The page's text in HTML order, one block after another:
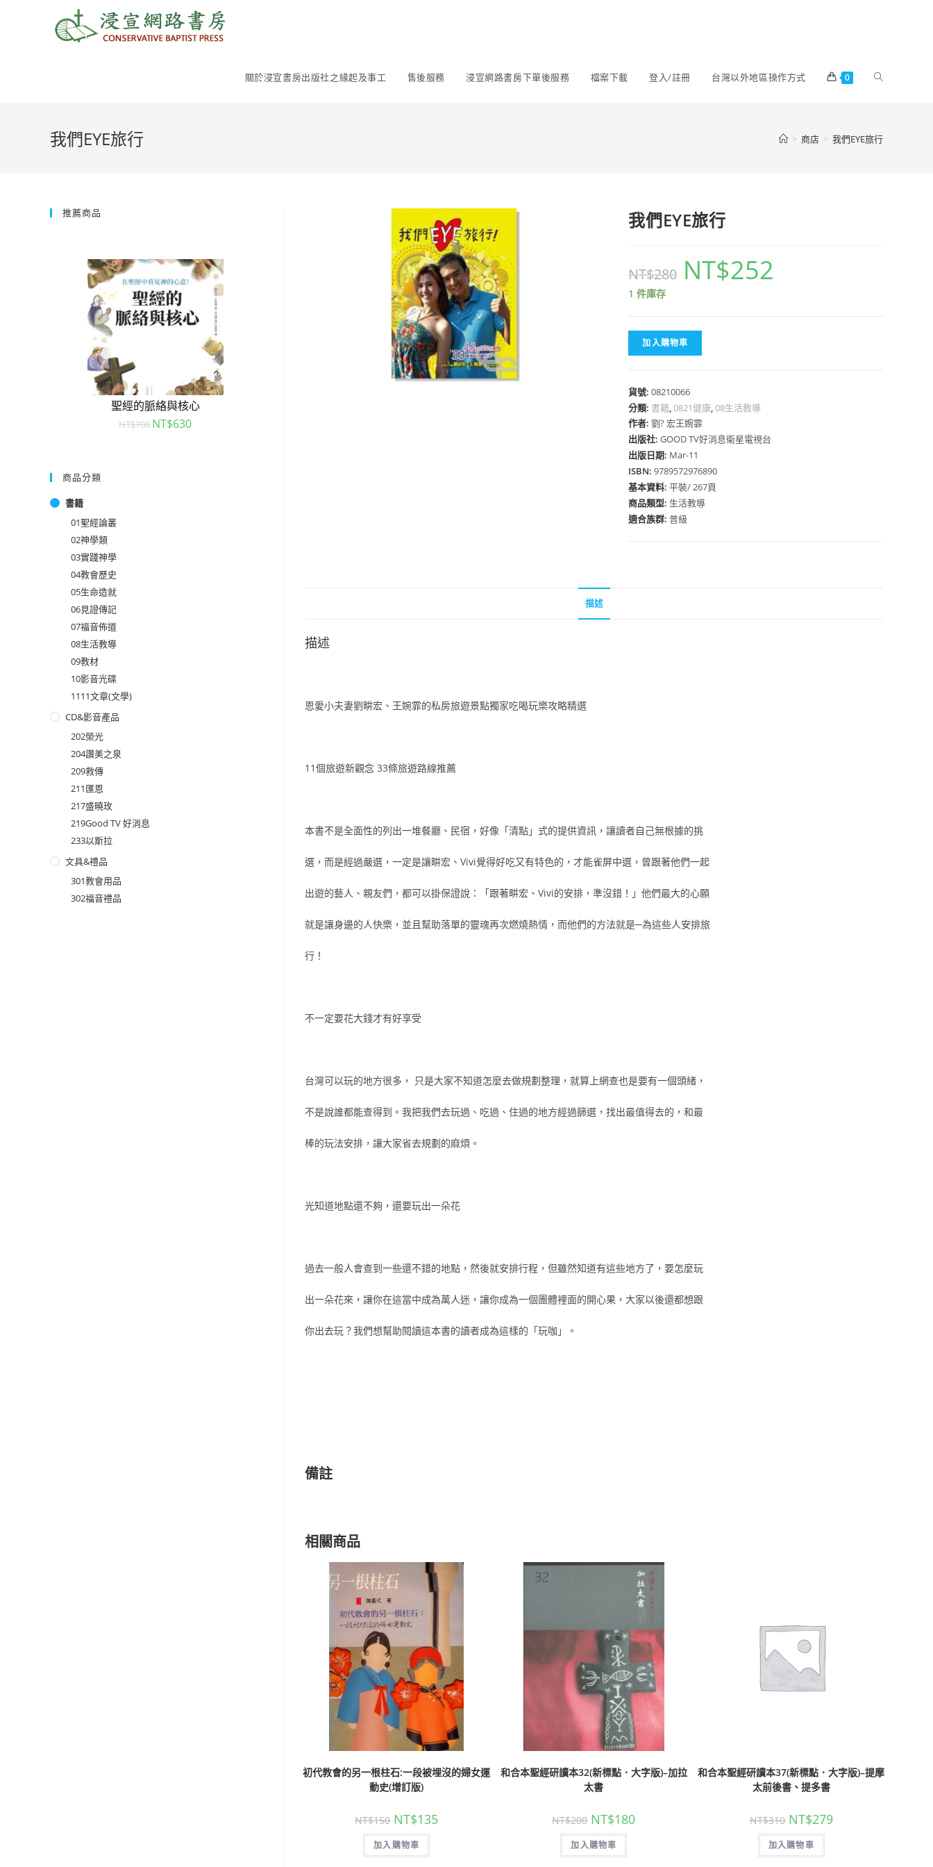
關於浸宣書房出版社之緣起及事工 售後服務 浸宣網路書房下單後服務 檔案下載 登入/註冊 台灣以外地區操作方式 0
我們EYE旅行 > 商店 > 我們EYE旅行
我們EYE旅行
NT$280 NT$252
1 件庫存
加入購物車
貨號:08210066
分類: 書籍,0821健康,08生活教導
作者:劉? 宏王婉霏
出版社:GOOD TV好消息衛星電視台
出版日期: Mar-11
ISBN:9789572976890
基本資料:平裝/ 267頁
商品類型: 生活教導
適合族群:普級
描述
描述
恩愛小夫妻劉畊宏、王婉霏的私房旅遊景點獨家吃喝玩樂攻略精選
11個旅遊新觀念 33條旅遊路線推薦
本書不是全面性的列出一堆餐廳、民宿，好像「清點」式的提供資訊，讓讀者自己無根據的挑
選，而是經過嚴選，一定是讓畊宏、Vivi覺得好吃又有特色的，才能雀屏中選，曾跟著他們一起
出遊的藝人、親友們，都可以掛保證說：「跟著畊宏、Vivi的安排，準沒錯！」他們最大的心願
就是讓身邊的人快樂，並且幫助落單的靈魂再次燃燒熱情，而他們的方法就是─為這些人安排旅
行！
不一定要花大錢才有好享受
台灣可以玩的地方很多， 只是大家不知道怎麼去做規劃整理，就算上網查也是要有一個頭緒，
不是說誰都能查得到。我把我們去玩過、吃過、住過的地方經過篩選，找出最值得去的，和最
棒的玩法安排，讓大家省去規劃的麻煩。
光知道地點還不夠，還要玩出一朵花
過去一般人會查到一些還不錯的地點，然後就安排行程，但雖然知道有這些地方了，要怎麼玩
出一朵花來，讓你在這當中成為萬人迷，讓你成為一個團體裡面的開心果，大家以後還都想跟
你出去玩？我們想幫助閱讀這本書的讀者成為這樣的「玩咖」。
備註
相關商品
初代教會的另一根柱石:一段被埋沒的婦女運
動史(增訂版)
NT$150 NT$135
加入購物車
和合本聖經研讀本32(新標點．大字版)–加拉
太書
NT$200 NT$180
加入購物車
和合本聖經研讀本37(新標點．大字版)–提摩
太前後書、提多書
NT$310 NT$279
加入購物車
推薦商品
聖經的脈絡與核心
NT$700 NT$630
商品分類
書籍
01聖經論叢
02神學類
03實踐神學
04教會歷史
05生命造就
06見證傳記
07福音佈道
08生活教導
09教材
10影音光碟
1111文章(文學)
CD&影音產品
202榮光
204讚美之泉
209救傳
211匯恩
217盛曉玫
219Good TV 好消息
233以斯拉
文具&禮品
301教會用品
302福音禮品